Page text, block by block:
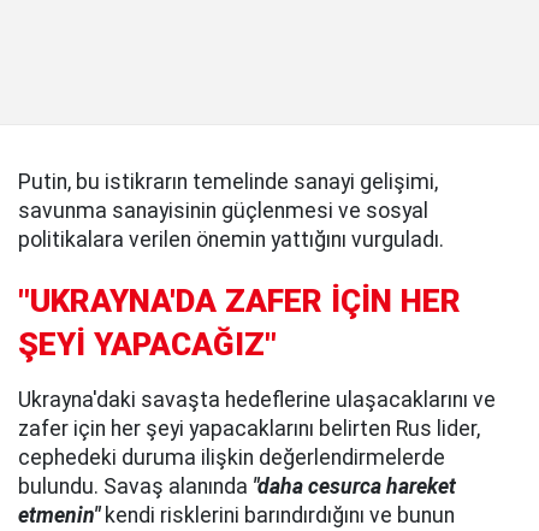
Putin, bu istikrarın temelinde sanayi gelişimi,
savunma sanayisinin güçlenmesi ve sosyal
politikalara verilen önemin yattığını vurguladı.
"UKRAYNA'DA ZAFER İÇİN HER
ŞEYİ YAPACAĞIZ"
Ukrayna'daki savaşta hedeflerine ulaşacaklarını ve
zafer için her şeyi yapacaklarını belirten Rus lider,
cephedeki duruma ilişkin değerlendirmelerde
bulundu. Savaş alanında "daha cesurca hareket
etmenin"kendi risklerini barındırdığını ve bunun